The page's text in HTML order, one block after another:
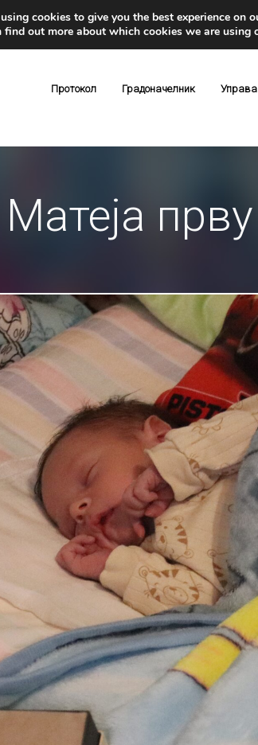
Протокол Градоначелник Управа
cookies to give you the best experience on
find out more about which cookies we are